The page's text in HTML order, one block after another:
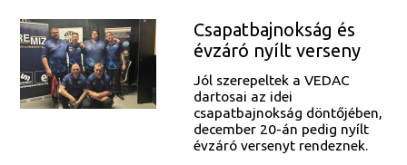
Csapatbajnokság és
évzáró nyílt verseny
Jól szerepeltek a VEDAC
dartosai az idei
csapatbajnokság döntőjében,
december 20-án pedig nyílt
évzáró versenyt rendeznek.